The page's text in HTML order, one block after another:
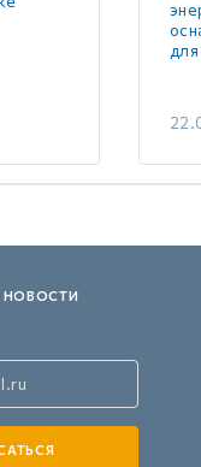
НОВОСТИ